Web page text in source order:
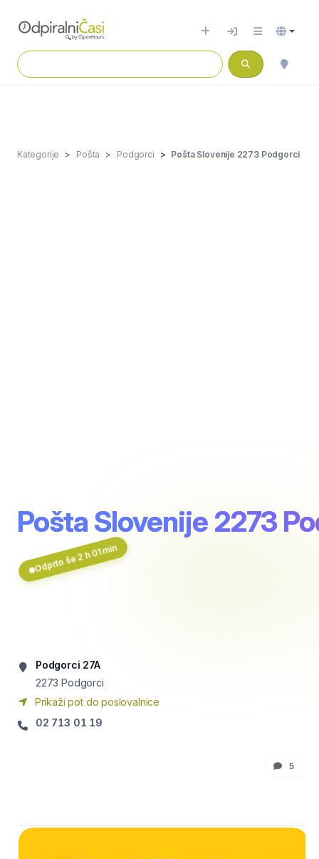
Kategorije Pošta Podgorci Pošta Slovenije 2273 Podgorci
Pošta Slovenije 2273
Odprto še 2 h 01 min
Podgorci 27A
2273 Podgorci
Prikaži pot do poslovalnice
02 713 01 19
5